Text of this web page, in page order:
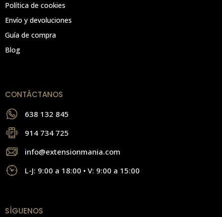
Política de cookies
Envío y devoluciones
Guía de compra
Blog
CONTÁCTANOS
638 132 845
914 734 725
info@extensionmania.com
L-J: 9:00 a 18:00 • V: 9:00 a 15:00
SÍGUENOS